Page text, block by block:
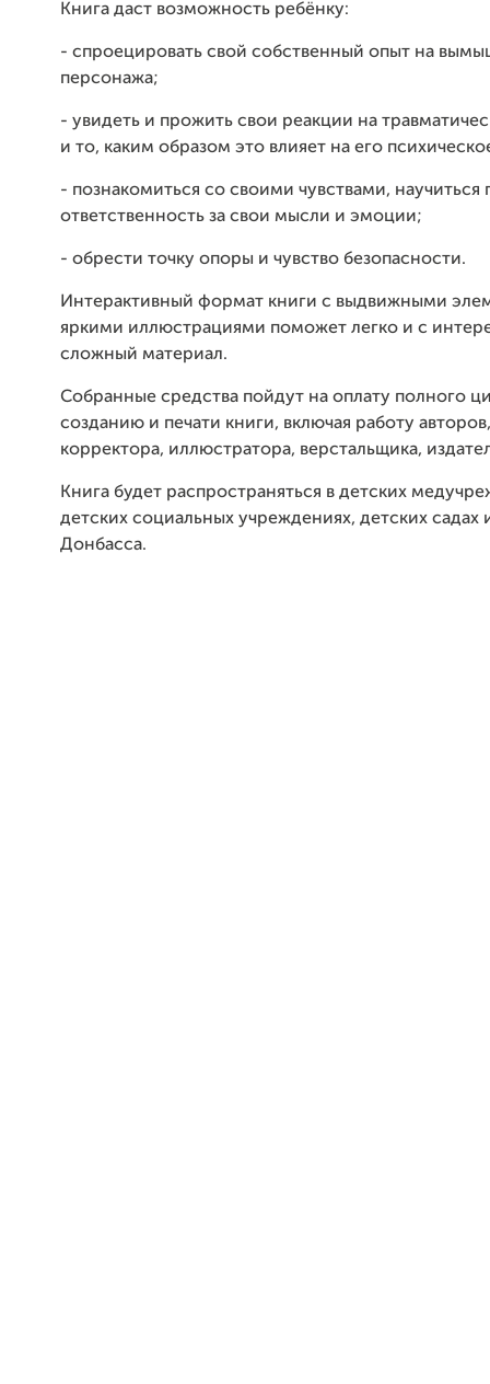
Книга даст возможность ребёнку:
- спроецировать свой собственный опыт на
персонажа;
- увидеть и прожить свои реакции на
и то, каким образом это влияет на его
- познакомиться со своими чувствами, научиться
ответственность за свои мысли и эмоции;
- обрести точку опоры и чувство безопасности.
Интерактивный формат книги с выдвижными
яркими иллюстрациями поможет легко и с
сложный материал.
Собранные средства пойдут на оплату полного
созданию и печати книги, включая работу
корректора, иллюстратора, верстальщика,
Книга будет распространяться в детских
детских социальных учреждениях, детских садах
Донбасса.